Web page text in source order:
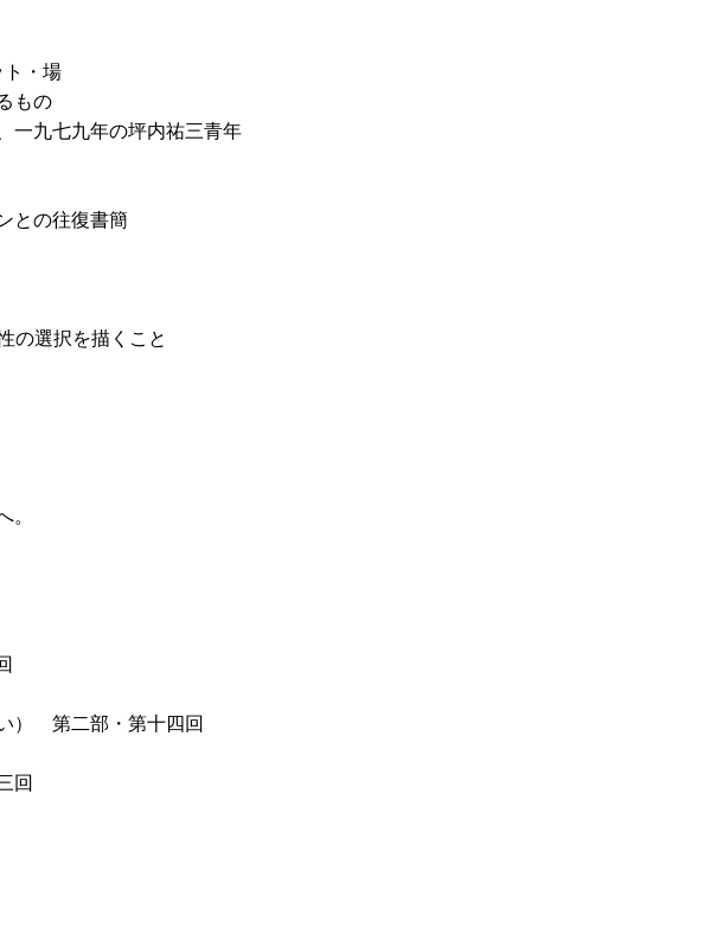
・場
もの
一九七九年の坪内祐三青年
との往復書簡
の選択を描くこと
。
） 第二部・第十四回
回